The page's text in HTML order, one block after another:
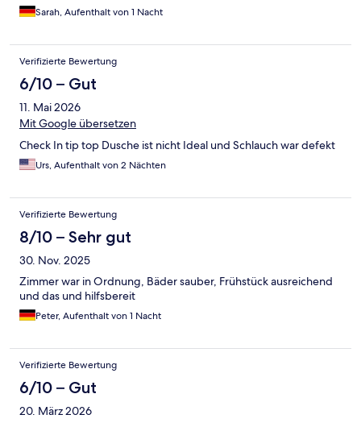
Sarah, Aufenthalt von 1 Nacht
Verifizierte Bewertung
6/10 – Gut
11. Mai 2026
Mit Google übersetzen
Check In tip top Dusche ist nicht Ideal und Schlauch war defekt
Urs, Aufenthalt von 2 Nächten
Verifizierte Bewertung
8/10 – Sehr gut
30. Nov. 2025
Zimmer war in Ordnung, Bäder sauber, Frühstück ausreichend
und das und hilfsbereit
Peter, Aufenthalt von 1 Nacht
Verifizierte Bewertung
6/10 – Gut
20. März 2026